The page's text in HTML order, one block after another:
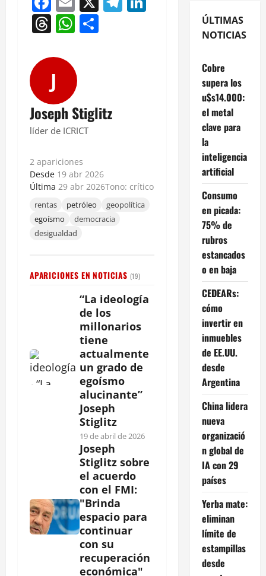
Threads
WhatsApp
J
Joseph Stiglitz
líder de ICRICT
2 apariciones
Desde 19 abr 2026
Última 29 abr 2026Tono: crítico
rentas petróleo
geopolítica
egoísmo
democracia
desigualdad
APARICIONES EN NOTICIAS (19)
“La ideología
de los
millonarios
tiene
actualmente
un grado de
egoísmo
alucinante”
Joseph
Stiglitz
19 de abril de 2026
Joseph
Stiglitz sobre
el acuerdo
con el FMI:
"Brinda
espacio para
continuar
con su
recuperación
económica"
ÚLTIMAS
NOTICIAS
Cobre
supera los
u$s14.000:
el metal
clave para
la
inteligencia
artificial
Consumo
en picada:
75% de
rubros
estancados
o en baja
CEDEARs:
cómo
invertir en
inmuebles
de EE.UU.
desde
Argentina
China lidera
nueva
organizació
n global de
IA con 29
países
Yerba mate:
eliminan
límite de
estampillas
desde